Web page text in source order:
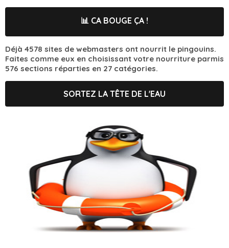
📊 CA BOUGE ÇA !
Déjà 4578 sites de webmasters ont nourrit le pingouins.
Faites comme eux en choisissant votre nourriture parmis
576 sections réparties en 27 catégories.
SORTEZ LA TÊTE DE L'EAU